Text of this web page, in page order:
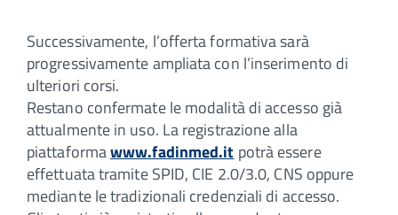
Successivamente, l’offerta formativa sarà
progressivamente ampliata con l’inserimento di
ulteriori corsi.
Restano confermate le modalità di accesso già
attualmente in uso. La registrazione alla
piattaformawww.fadinmed.it potrà essere
effettuata tramite SPID, CIE 2.0/3.0, CNS oppure
mediante le tradizionali credenziali di accesso.